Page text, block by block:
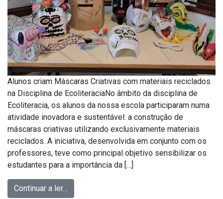
Alunos criam Máscaras Criativas com materiais reciclados
na Disciplina de EcoliteraciaNo âmbito da disciplina de
Ecoliteracia, os alunos da nossa escola participaram numa
atividade inovadora e sustentável: a construção de
máscaras criativas utilizando exclusivamente materiais
reciclados. A iniciativa, desenvolvida em conjunto com os
professores, teve como principal objetivo sensibilizar os
estudantes para a importância da […]
Continuar a ler…